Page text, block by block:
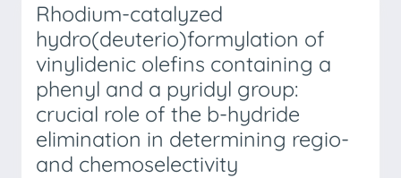
Rhodium-catalyzed
hydro(deuterio)formylation of
vinylidenic olefins containing a
phenyl and a pyridyl group:
crucial role of the b-hydride
elimination in determining regio-
and chemoselectivity